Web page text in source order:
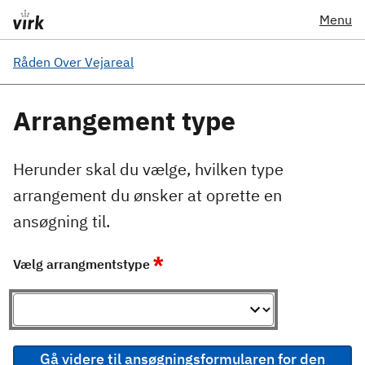
Menu
Råden Over Vejareal
Arrangement type
Herunder skal du vælge, hvilken type
arrangement du ønsker at oprette en
ansøgning til.
Vælg arrangmentstype *
Gå videre til ansøgningsformularen for den